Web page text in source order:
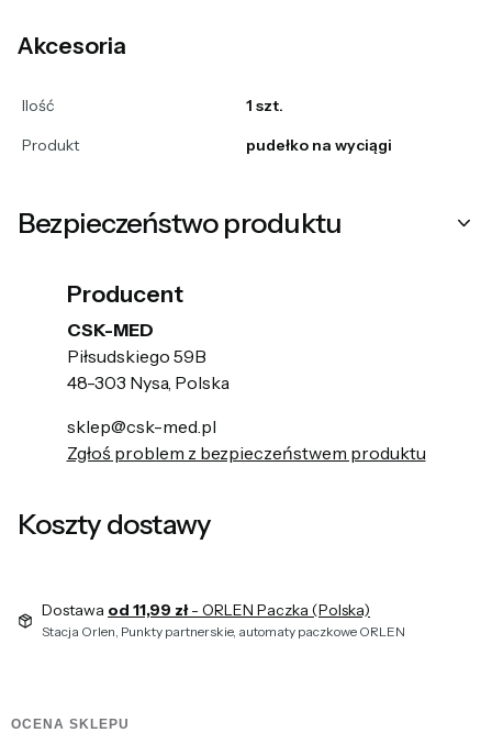
Akcesoria
Ilość
1 szt.
Produkt
pudełko na wyciągi
Bezpieczeństwo produktu
Producent
CSK-MED
Piłsudskiego 59B
48-303 Nysa, Polska
sklep@csk-med.pl
Zgłoś problem z bezpieczeństwem produktu
Koszty dostawy
Dostawa od 11,99 zł- ORLEN Paczka (Polska)
Stacja Orlen, Punkty partnerskie, automaty paczkowe ORLEN
OCENA SKLEPU